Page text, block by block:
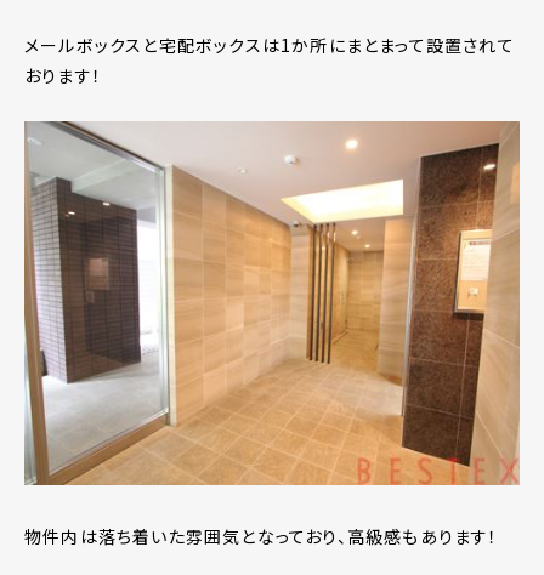
メールボックスと宅配ボックスは1か所にまとまって設置されて
おります！
物件内は落ち着いた雰囲気となっており、高級感もあります！